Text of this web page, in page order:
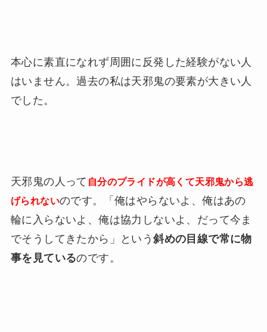
本心に素直になれず周囲に反発した経験がない人
はいません。過去の私は天邪鬼の要素が大きい人
でした。
天邪鬼の人って 自分のプライドが高くて天邪鬼から逃
げられないのです。「俺はやらないよ、俺はあの
輪に入らないよ、俺は協力しないよ、だって今ま
でそうしてきたから」という斜めの目線で常に物
事を見ているのです。